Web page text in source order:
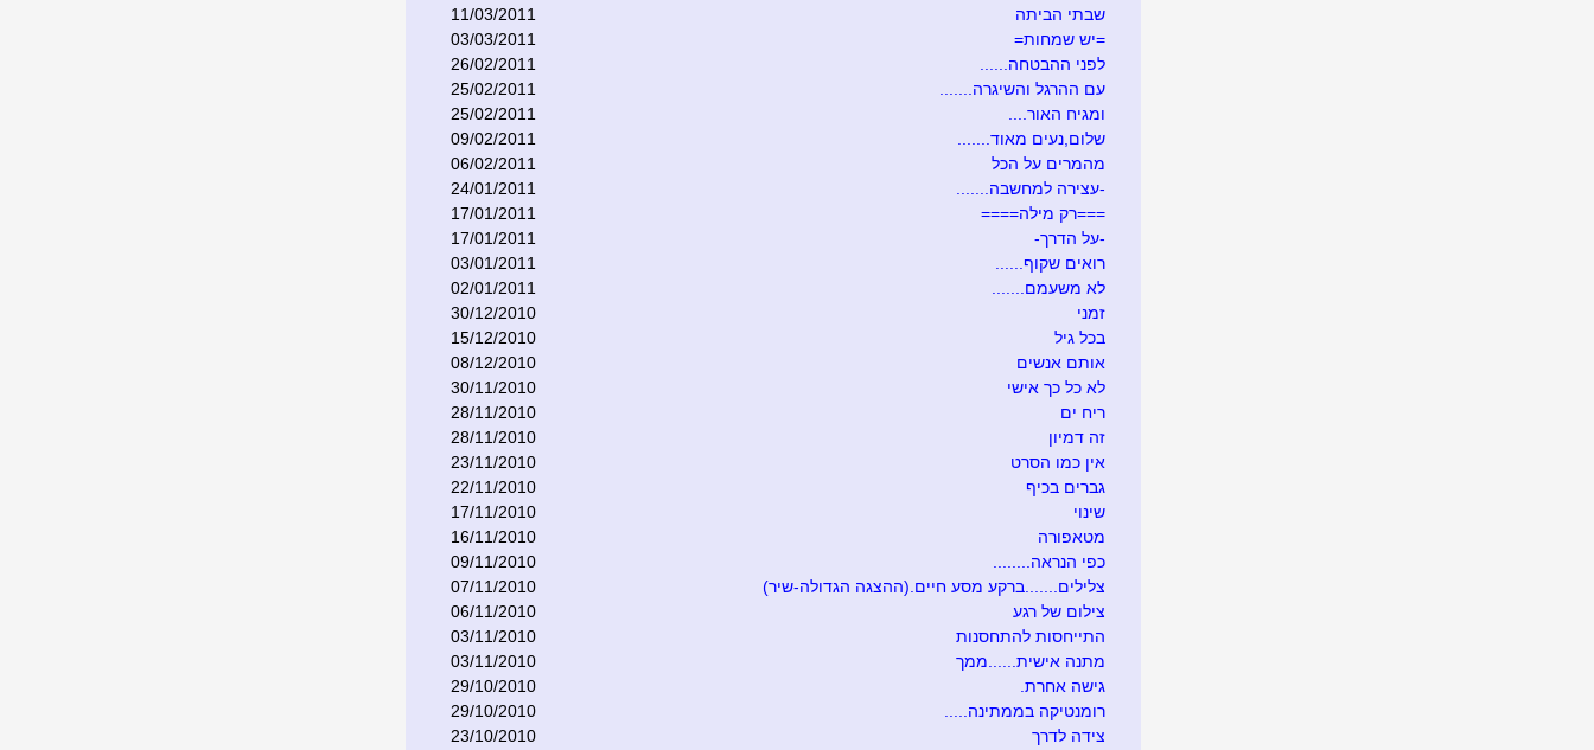
שבתי הביתה
11/03/2011
=יש שמחות=
03/03/2011
לפני ההבטחה......
26/02/2011
עם ההרגל והשיגרה.......
25/02/2011
ומגיח האור....
25/02/2011
שלום,נעים מאוד.......
09/02/2011
מהמרים על הכל
06/02/2011
-עצירה למחשבה.......
24/01/2011
===רק מילה====
17/01/2011
-על הדרך-
17/01/2011
רואים שקוף......
03/01/2011
לא משעמם.......
02/01/2011
זמני
30/12/2010
בכל גיל
15/12/2010
אותם אנשים
08/12/2010
לא כל כך אישי
30/11/2010
ריח ים
28/11/2010
זה דמיון
28/11/2010
אין כמו הסרט
23/11/2010
גברים בכיף
22/11/2010
שינוי
17/11/2010
מטאפורה
16/11/2010
כפי הנראה........
09/11/2010
צלילים.......ברקע מסע חיים.(ההצגה הגדולה-שיר)
07/11/2010
צילום של רגע
06/11/2010
התייחסות להתחסנות
03/11/2010
מתנה אישית......ממך
03/11/2010
גישה אחרת.
29/10/2010
רומנטיקה בממתינה.....
29/10/2010
צידה לדרך
23/10/2010